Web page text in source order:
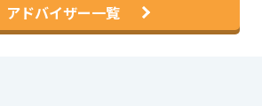
アドバイザー一覧